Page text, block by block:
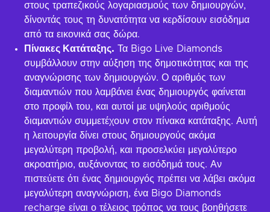
στους τραπεζικούς λογαριασμούς των δημιουργών,
δίνοντάς τους τη δυνατότητα να κερδίσουν εισόδημα
από τα εικονικά σας δώρα.
Πίνακες Κατάταξης. Τα Bigo Live Diamonds
συμβάλλουν στην αύξηση της δημοτικότητας και της
αναγνώρισης των δημιουργών. Ο αριθμός των
διαμαντιών που λαμβάνει ένας δημιουργός φαίνεται
στο προφίλ του, και αυτοί με υψηλούς αριθμούς
διαμαντιών συμμετέχουν στον πίνακα κατάταξης. Αυτή
η λειτουργία δίνει στους δημιουργούς ακόμα
μεγαλύτερη προβολή, και προσελκύει μεγαλύτερο
ακροατήριο, αυξάνοντας το εισόδημά τους. Αν
πιστεύετε ότι ένας δημιουργός πρέπει να λάβει ακόμα
μεγαλύτερη αναγνώριση, ένα Bigo Diamonds
recharge είναι ο τέλειος τρόπος να τους βοηθήσετε